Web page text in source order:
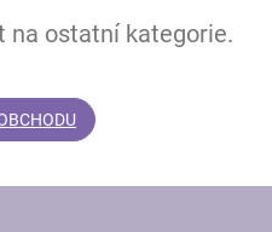
na ostatní kategorie.